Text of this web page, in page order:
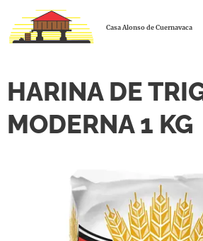
Casa Alonso de Cuernavaca
HARINA DE
MODERNA 1 KG